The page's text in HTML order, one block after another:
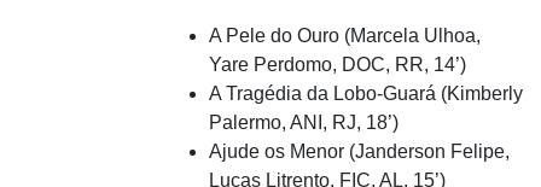
A Pele do Ouro (Marcela Ulhoa,
Yare Perdomo, DOC, RR, 14’)
A Tragédia da Lobo-Guará (Kimberly
Palermo, ANI, RJ, 18’)
Ajude os Menor (Janderson Felipe,
Lucas Litrento, FIC, AL, 15’)